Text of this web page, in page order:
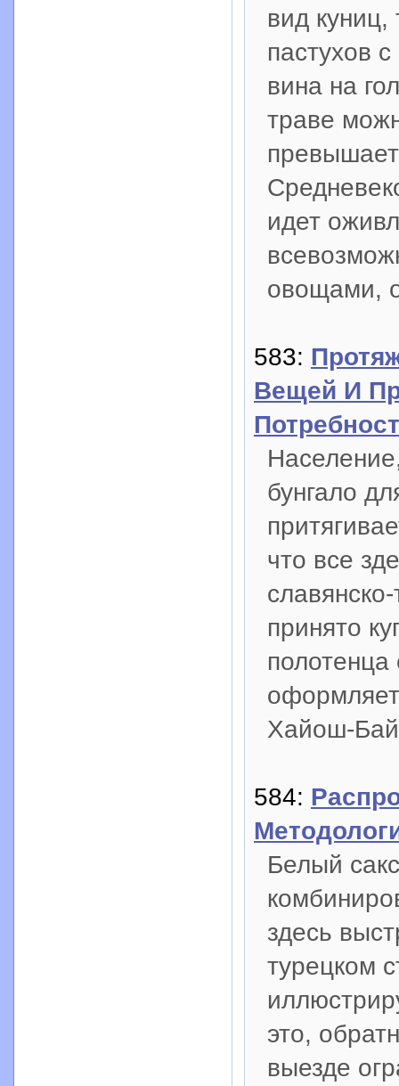
вид
пастухов
вина на
траве
идет
овощами,
583:
Вещей И
бунгало
что все
принято
Хайош-
584:
Белый
здесь
турецком
это,
выезде